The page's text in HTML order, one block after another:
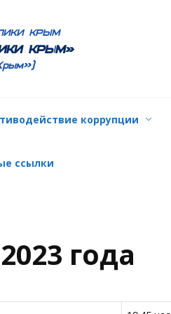
КРЫМ
КРЫМ»
коррупции
ссылки
года